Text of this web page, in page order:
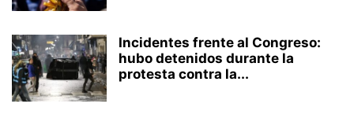
Incidentes frente al Congreso:
hubo detenidos durante la
protesta contra la...